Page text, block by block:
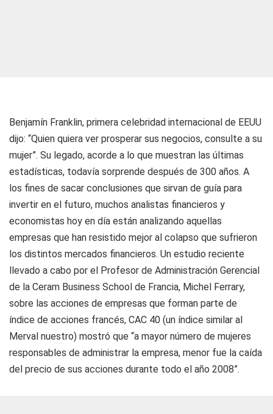
Benjamín Franklin, primera celebridad internacional de EEUU
dijo: “Quien quiera ver prosperar sus negocios, consulte a su
mujer”. Su legado, acorde a lo que muestran las últimas
estadísticas, todavía sorprende después de 300 años. A
los fines de sacar conclusiones que sirvan de guía para
invertir en el futuro, muchos analistas financieros y
economistas hoy en día están analizando aquellas
empresas que han resistido mejor al colapso que sufrieron
los distintos mercados financieros. Un estudio reciente
llevado a cabo por el Profesor de Administración Gerencial
de la Ceram Business School de Francia, Michel Ferrary,
sobre las acciones de empresas que forman parte de
índice de acciones francés, CAC 40 (un índice similar al
Merval nuestro) mostró que “a mayor número de mujeres
responsables de administrar la empresa, menor fue la caída
del precio de sus acciones durante todo el año 2008”.